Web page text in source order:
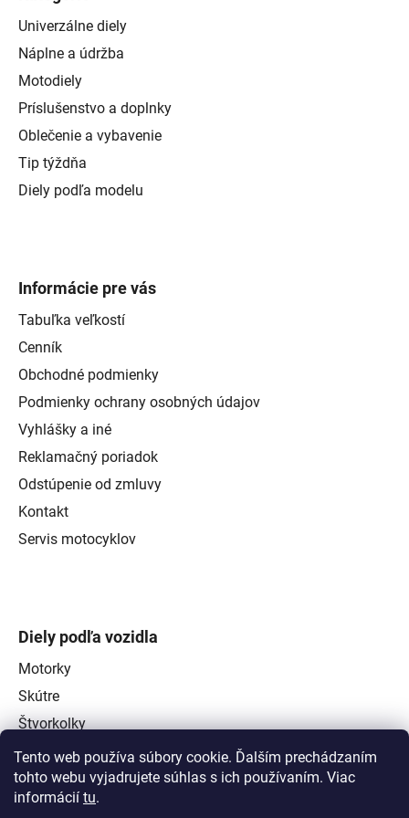
Tento web používa súbory cookie. Ďalším prechádzaním
tohto webu vyjadrujete súhlas s ich používaním. Viac
informácií tu.
Univerzálne diely
Náplne a údržba
Motodiely
Príslušenstvo a doplnky
Oblečenie a vybavenie
Tip týždňa
Diely podľa modelu
Informácie pre vás
Tabuľka veľkostí
Cenník
Obchodné podmienky
Podmienky ochrany osobných údajov
Vyhlášky a iné
Reklamačný poriadok
Odstúpenie od zmluvy
Kontakt
Servis motocyklov
Diely podľa vozidla
Motorky
Skútre
Štvorkolky